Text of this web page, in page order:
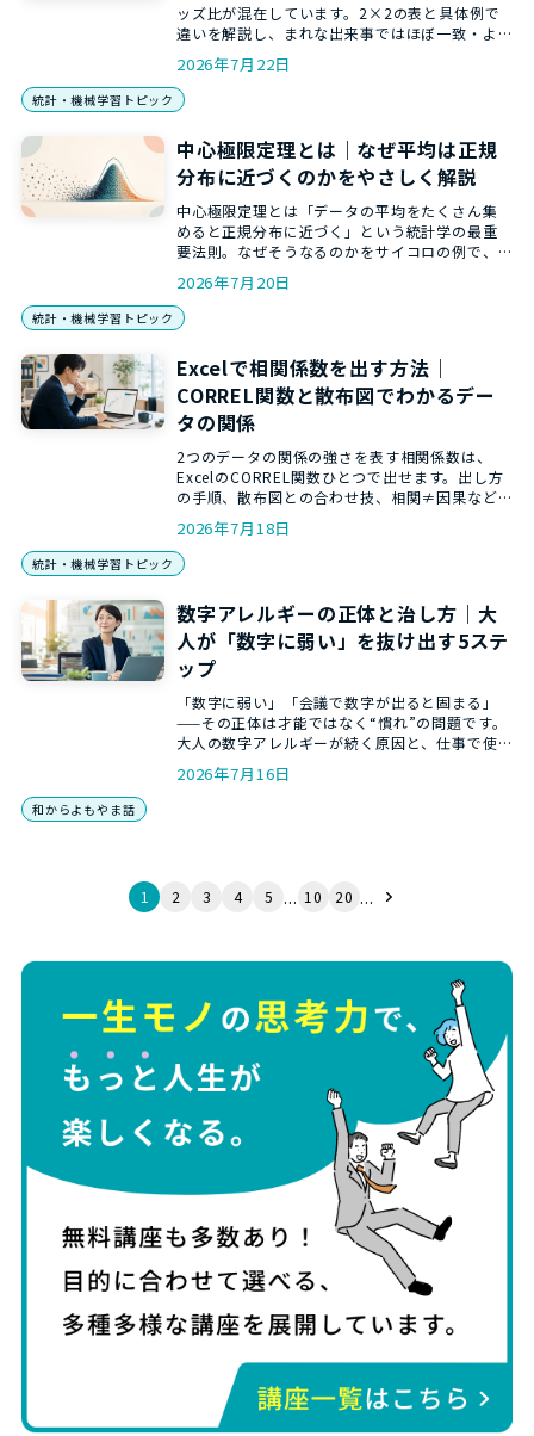
ッズ比が混在しています。2×2の表と具体例で
違いを解説し、まれな出来事ではほぼ一致・よ
くある出来事ではオッズ比が大きく出る理由ま
で、和からの統計講師がやさしく解説します。
2026年7月22日
統計・機械学習トピック
中心極限定理とは｜なぜ平均は正規
分布に近づくのかをやさしく解説
中心極限定理とは「データの平均をたくさん集
めると正規分布に近づく」という統計学の最重
要法則。なぜそうなるのかをサイコロの例で、
信頼区間や検定を支える土台としての意味ま
で、和からの統計講師が解説します。
2026年7月20日
統計・機械学習トピック
Excelで相関係数を出す方法｜
CORREL関数と散布図でわかるデー
タの関係
2つのデータの関係の強さを表す相関係数は、
ExcelのCORREL関数ひとつで出せます。出し方
の手順、散布図との合わせ技、相関≠因果など
だまされない4つの注意点を、和からの統計講師
がやさしく解説します。
2026年7月18日
統計・機械学習トピック
数字アレルギーの正体と治し方｜大
人が「数字に弱い」を抜け出す5ステ
ップ
「数字に弱い」「会議で数字が出ると固まる」
——その正体は才能ではなく“慣れ”の問題です。
大人の数字アレルギーが続く原因と、仕事で使
える数字感覚を取り戻す5つのステップを、和か
らの数トレ講師がやさしく解説します。
2026年7月16日
和からよもやま話
1 2 3 4 5 ... 10 20 ...